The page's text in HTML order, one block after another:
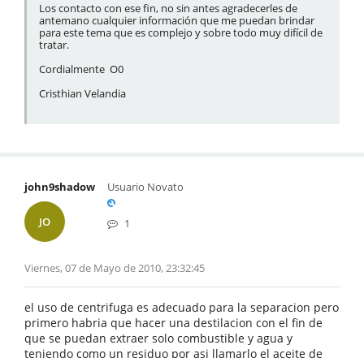
Los contacto con ese fin, no sin antes agradecerles de
antemano cualquier información que me puedan brindar
para este tema que es complejo y sobre todo muy difícil de
tratar.
Cordialmente O0
Cristhian Velandia
john9shadow
JO
Usuario Novato
1
Viernes, 07 de Mayo de 2010, 23:32:45
el uso de centrifuga es adecuado para la separacion pero
primero habria que hacer una destilacion con el fin de
que se puedan extraer solo combustible y agua y
teniendo como un residuo por asi llamarlo el aceite de